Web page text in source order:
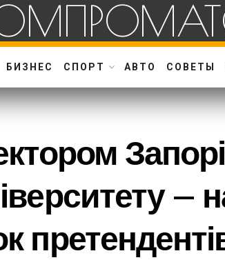
БИЗНЕС СПОРТ АВТО СОВЕТЫ
–